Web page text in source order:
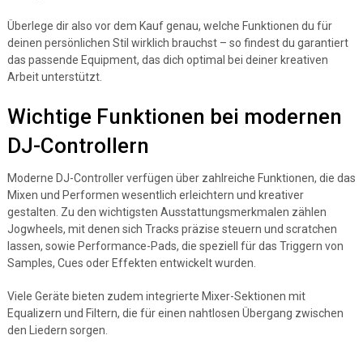
Überlege dir also vor dem Kauf genau, welche Funktionen du für
deinen persönlichen Stil wirklich brauchst – so findest du garantiert
das passende Equipment, das dich optimal bei deiner kreativen
Arbeit unterstützt.
Wichtige Funktionen bei modernen
DJ-Controllern
Moderne DJ-Controller verfügen über zahlreiche Funktionen, die das
Mixen und Performen wesentlich erleichtern und kreativer
gestalten. Zu den wichtigsten Ausstattungsmerkmalen zählen
Jogwheels, mit denen sich Tracks präzise steuern und scratchen
lassen, sowie Performance-Pads, die speziell für das Triggern von
Samples, Cues oder Effekten entwickelt wurden.
Viele Geräte bieten zudem integrierte Mixer-Sektionen mit
Equalizern und Filtern, die für einen nahtlosen Übergang zwischen
den Liedern sorgen.